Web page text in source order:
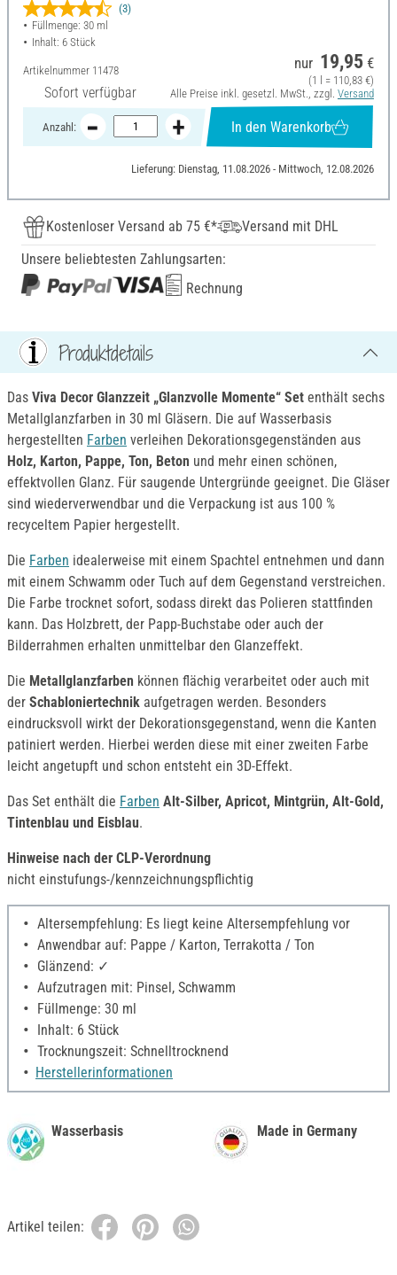
(3)
Füllmenge: 30 ml
Inhalt: 6 Stück
Artikelnummer 11478
Sofort verfügbar
nur 19,95 €
(1 l = 110,83 €)
Alle Preise inkl. gesetzl. MwSt., zzgl. Versand
Anzahl: In den Warenkorb
Lieferung: Dienstag, 11.08.2026 - Mittwoch, 12.08.2026
Kostenloser Versand ab 75 €*
Versand mit DHL
Unsere beliebtesten Zahlungsarten:
Rechnung
Produktdetails
Das Viva Decor Glanzzeit „Glanzvolle Momente“ Set enthält sechs
Metallglanzfarben in 30 ml Gläsern. Die auf Wasserbasis
hergestellten Farben verleihen Dekorationsgegenständen aus
Holz, Karton, Pappe, Ton, Beton und mehr einen schönen,
effektvollen Glanz. Für saugende Untergründe geeignet. Die Gläser
sind wiederverwendbar und die Verpackung ist aus 100 %
recyceltem Papier hergestellt.
Die Farben idealerweise mit einem Spachtel entnehmen und dann
mit einem Schwamm oder Tuch auf dem Gegenstand verstreichen.
Die Farbe trocknet sofort, sodass direkt das Polieren stattfinden
kann. Das Holzbrett, der Papp-Buchstabe oder auch der
Bilderrahmen erhalten unmittelbar den Glanzeffekt.
Die Metallglanzfarben können flächig verarbeitet oder auch mit
der Schabloniertechnik aufgetragen werden. Besonders
eindrucksvoll wirkt der Dekorationsgegenstand, wenn die Kanten
patiniert werden. Hierbei werden diese mit einer zweiten Farbe
leicht angetupft und schon entsteht ein 3D-Effekt.
Das Set enthält die Farben Alt-Silber, Apricot, Mintgrün, Alt-Gold,
Tintenblau und Eisblau.
Hinweise nach der CLP-Verordnung
nicht einstufungs-/kennzeichnungspflichtig
Altersempfehlung: Es liegt keine Altersempfehlung vor
Anwendbar auf: Pappe / Karton, Terrakotta / Ton
Glänzend: ✓
Aufzutragen mit: Pinsel, Schwamm
Füllmenge: 30 ml
Inhalt: 6 Stück
Trocknungszeit: Schnelltrocknend
Herstellerinformationen
Wasserbasis Made in Germany
Artikel teilen: